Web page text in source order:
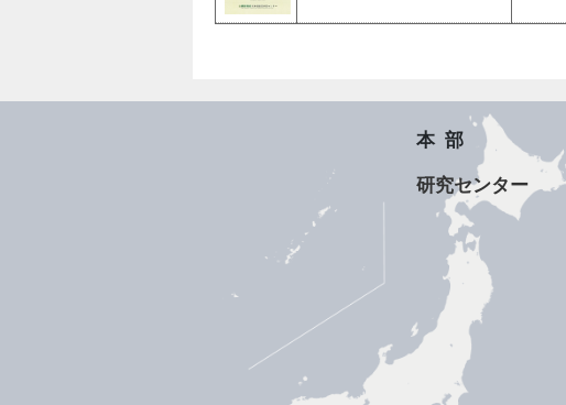
本部
研究センター